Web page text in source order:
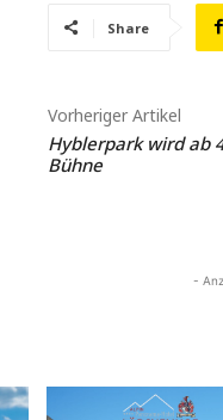
Share
Vorheriger Artikel
Hyblerpark wird ab
Bühne
-